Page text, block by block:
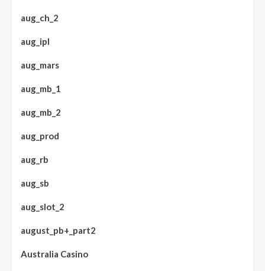
aug_ch_2
aug_ipl
aug_mars
aug_mb_1
aug_mb_2
aug_prod
aug_rb
aug_sb
aug_slot_2
august_pb+_part2
Australia Casino